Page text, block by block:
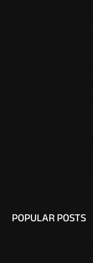
POPULAR POSTS